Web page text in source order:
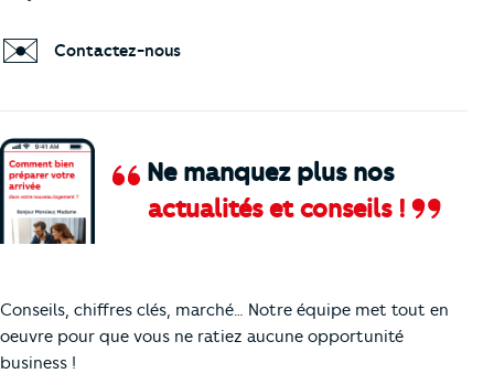
Ne manquez plus nos
actualités et conseils !
Conseils, chiffres clés, marché… Notre équipe met tout en
oeuvre pour que vous ne ratiez aucune opportunité
business !
✉️ Contactez-nous